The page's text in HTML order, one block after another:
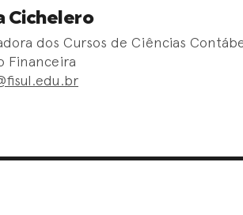
Cichelero
dos Cursos de Ciências
Financeira